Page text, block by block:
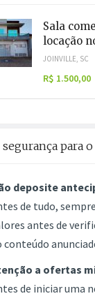
Sala
locação
JOINVILLE, SC
R$ 1.500,00
segurança para
deposite
de tudo,
antes de
conteúdo
a ofertas
de iniciar uma